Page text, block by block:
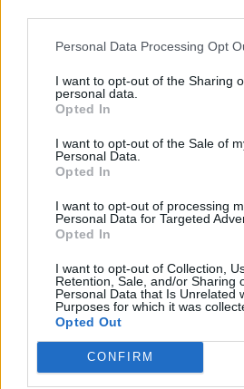
Personal Data Processing Opt
I want to opt-out of the Sharing
personal data.
Opted In
I want to opt-out of the Sale of
Personal Data.
Opted In
I want to opt-out of processing
Personal Data for Targeted
Opted In
I want to opt-out of Collection,
Retention, Sale, and/or Sharing
Personal Data that Is Unrelated
Purposes for which it was
Opted Out
CONFIRM
ADV
Accedioregistratiper
articolo.
commento esprime il pensiero dell'autore e non
di VareseNews.it, che rimane autonoma e
commenti non sono testi giornalistici, ma post
possono essere automaticamente pubblicati
che includano uno o più link a siti esterni